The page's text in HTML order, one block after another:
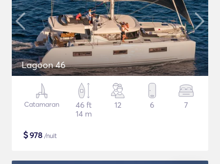
Lagoon 46
Catamaran
46 ft
14 m
12 6 7
$978 /nuit